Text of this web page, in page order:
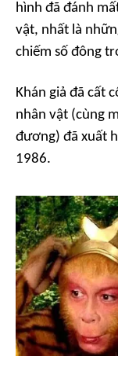
hình đã đánh
vật, nhất là
chiếm số đông
Khán giả đã cất
nhân vật (cùng
đương) đã xuất
1986.